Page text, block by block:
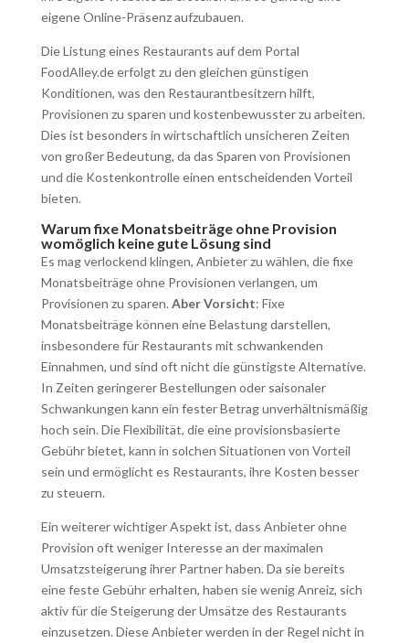
eigene Online-Präsenz aufzubauen.
Die Listung eines Restaurants auf dem Portal
FoodAlley.de erfolgt zu den gleichen günstigen
Konditionen, was den Restaurantbesitzern hilft,
Provisionen zu sparen und kostenbewusster zu arbeiten.
Dies ist besonders in wirtschaftlich unsicheren Zeiten
von großer Bedeutung, da das Sparen von Provisionen
und die Kostenkontrolle einen entscheidenden Vorteil
bieten.
Warum fixe Monatsbeiträge ohne Provision
womöglich keine gute Lösung sind
Es mag verlockend klingen, Anbieter zu wählen, die fixe
Monatsbeiträge ohne Provisionen verlangen, um
Provisionen zu sparen. Aber Vorsicht: Fixe
Monatsbeiträge können eine Belastung darstellen,
insbesondere für Restaurants mit schwankenden
Einnahmen, und sind oft nicht die günstigste Alternative.
In Zeiten geringerer Bestellungen oder saisonaler
Schwankungen kann ein fester Betrag unverhältnismäßig
hoch sein. Die Flexibilität, die eine provisionsbasierte
Gebühr bietet, kann in solchen Situationen von Vorteil
sein und ermöglicht es Restaurants, ihre Kosten besser
zu steuern.
Ein weiterer wichtiger Aspekt ist, dass Anbieter ohne
Provision oft weniger Interesse an der maximalen
Umsatzsteigerung ihrer Partner haben. Da sie bereits
eine feste Gebühr erhalten, haben sie wenig Anreiz, sich
aktiv für die Steigerung der Umsätze des Restaurants
einzusetzen. Diese Anbieter werden in der Regel nicht in